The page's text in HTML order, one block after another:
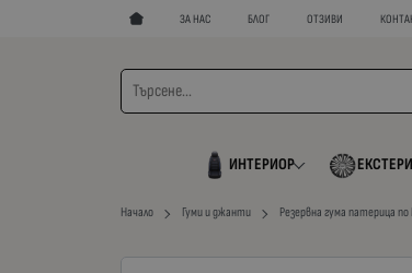
ЗА НАС БЛОГ ОТЗИВИ
ИНТЕРИОР
Начало Гуми и джанти Резервна гума патерица